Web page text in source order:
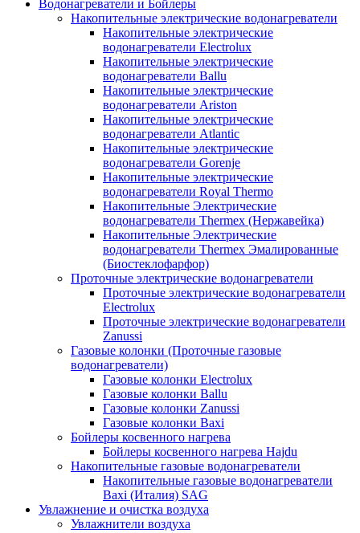
Водонагреватели и Бойлеры
Накопительные электрические водонагреватели
Накопительные электрические
водонагреватели Electrolux
Накопительные электрические
водонагреватели Ballu
Накопительные электрические
водонагреватели Ariston
Накопительные электрические
водонагреватели Atlantic
Накопительные электрические
водонагреватели Gorenje
Накопительные электрические
водонагреватели Royal Thermo
Накопительные Электрические
водонагреватели Thermex (Нержавейка)
Накопительные Электрические
водонагреватели Thermex Эмалированные
(Биостеклофарфор)
Проточные электрические водонагреватели
Проточные электрические водонагреватели
Electrolux
Проточные электрические водонагреватели
Zanussi
Газовые колонки (Проточные газовые
водонагреватели)
Газовые колонки Electrolux
Газовые колонки Ballu
Газовые колонки Zanussi
Газовые колонки Baxi
Бойлеры косвенного нагрева
Бойлеры косвенного нагрева Hajdu
Накопительные газовые водонагреватели
Накопительные газовые водонагреватели
Baxi (Италия) SAG
Увлажнение и очистка воздуха
Увлажнители воздуха